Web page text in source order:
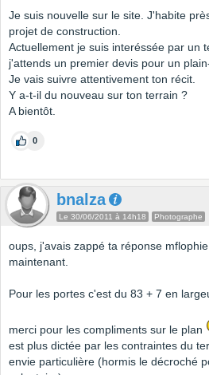
Je suis nouvelle sur le site. J'habite
projet de construction.
Actuellement je suis interéssée par un
j'attends un premier devis pour un
Je vais suivre attentivement ton récit.
Y a-t-il du nouveau sur ton terrain ?
A bientôt.
0
bnalza
Le 30/06/2011 à 14h18 Photographe
oups, j'avais zappé ta réponse
maintenant.
Pour les portes c'est du 83 + 7 en
merci pour les compliments sur le plan
est plus dictée par les contraintes du
envie particulière (hormis le décroché